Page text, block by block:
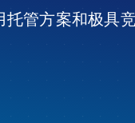
管方案和极具